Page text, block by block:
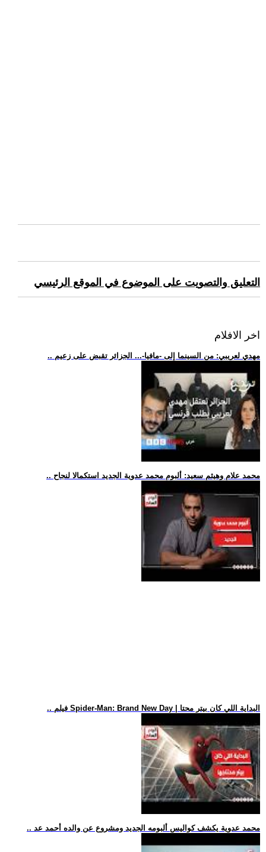
التعليق والتصويت على الموضوع في الموقع الرئيسي
اخر الافلام
.. مهدي لعريبي: من السينما إلى -مافيا-... الجزائر تقبض على زعيم
.. محمد علام وهيثم سعيد: ألبوم محمد عدوية الجديد استكمالا لنجاح
.. فيلم Spider-Man: Brand New Day | البداية اللي كان بيتر محتا
.. محمد عدوية يكشف كواليس ألبومه الجديد ومشروع عن والده أحمد عد